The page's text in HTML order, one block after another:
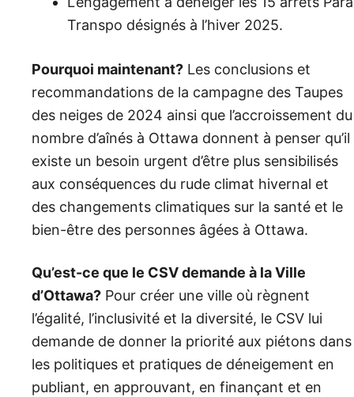
Transpo désignés à l’hiver 2025.
Pourquoi maintenant? Les conclusions et
recommandations de la campagne des Taupes
des neiges de 2024 ainsi que l’accroissement du
nombre d’aînés à Ottawa donnent à penser qu’il
existe un besoin urgent d’être plus sensibilisés
aux conséquences du rude climat hivernal et
des changements climatiques sur la santé et le
bien-être des personnes âgées à Ottawa.
Qu’est-ce que le CSV demande à la Ville
d’Ottawa? Pour créer une ville où règnent
l’égalité, l’inclusivité et la diversité, le CSV lui
demande de donner la priorité aux piétons dans
les politiques et pratiques de déneigement en
publiant, en approuvant, en finançant et en